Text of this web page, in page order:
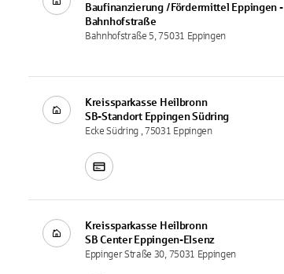
Baufinanzierung / Fördermittel Eppingen -
Bahnhofstraße
Bahnhofstraße 5, 75031 Eppingen
Kreissparkasse Heilbronn
SB-Standort Eppingen Südring
Ecke Südring , 75031 Eppingen
Kreissparkasse Heilbronn
SB Center Eppingen-Elsenz
Eppinger Straße 30, 75031 Eppingen